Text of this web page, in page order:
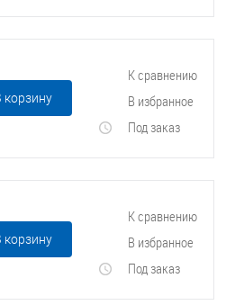
корзину
К сравнению
В избранное
Под заказ
корзину
К сравнению
В избранное
Под заказ